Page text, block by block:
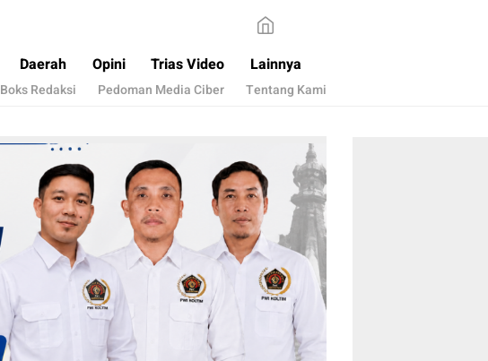
Daerah Opini Trias Video Lainnya
Boks Redaksi Pedoman Media Ciber Tentang Kami